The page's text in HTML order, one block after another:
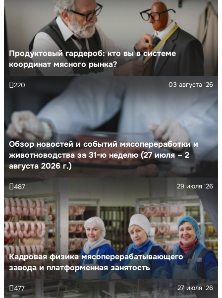
Продуктовый гардероб: кто вы в системе
координат мясного рынка?
Обзор новостей и событий мясопереработки и
животноводства за 31-ю неделю (27 июля – 2
августа 2026 г.)
03 августа '26
220
Кадровая физика мясоперерабатывающего
завода и платформенная занятость
29 июля '26
487
27 июля '26
477